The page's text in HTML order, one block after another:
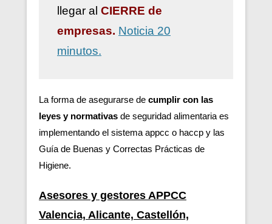
llegar al CIERRE de
empresas. Noticia 20
minutos.
La forma de asegurarse de cumplir con las
leyes y normativas de seguridad alimentaria es
implementando el sistema appcc o haccp y las
Guía de Buenas y Correctas Prácticas de
Higiene.
Asesores y gestores APPCC
Valencia, Alicante, Castellón,